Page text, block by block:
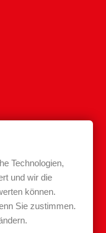
Technologien,
und wir die
können.
Sie zustimmen.